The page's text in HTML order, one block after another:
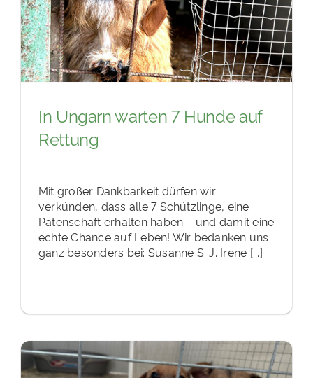
In Ungarn warten 7 Hunde auf
Rettung
Mit großer Dankbarkeit dürfen wir
verkünden, dass alle 7 Schützlinge, eine
Patenschaft erhalten haben – und damit eine
echte Chance auf Leben! Wir bedanken uns
ganz besonders bei: Susanne S. J. Irene [...]